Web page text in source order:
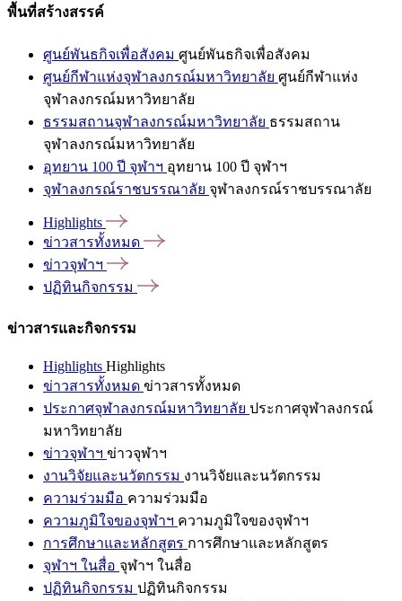
พื้นที่สร้างสรรค์
ศูนย์พันธกิจเพื่อสังคม ศูนย์พันธกิจเพื่อสังคม
ศูนย์กีฬาแห่งจุฬาลงกรณ์มหาวิทยาลัย ศูนย์กีฬาแห่ง
จุฬาลงกรณ์มหาวิทยาลัย
ธรรมสถานจุฬาลงกรณ์มหาวิทยาลัย ธรรมสถาน
จุฬาลงกรณ์มหาวิทยาลัย
อุทยาน 100 ปี จุฬาฯ อุทยาน 100 ปี จุฬาฯ
จุฬาลงกรณ์ราชบรรณาลัย จุฬาลงกรณ์ราชบรรณาลัย
Highlights
ข่าวสารทั้งหมด
ข่าวจุฬาฯ
ปฏิทินกิจกรรม
ข่าวสารและกิจกรรม
Highlights Highlights
ข่าวสารทั้งหมด ข่าวสารทั้งหมด
ประกาศจุฬาลงกรณ์มหาวิทยาลัย ประกาศจุฬาลงกรณ์
มหาวิทยาลัย
ข่าวจุฬาฯ ข่าวจุฬาฯ
งานวิจัยและนวัตกรรม งานวิจัยและนวัตกรรม
ความร่วมมือ ความร่วมมือ
ความภูมิใจของจุฬาฯ ความภูมิใจของจุฬาฯ
การศึกษาและหลักสูตร การศึกษาและหลักสูตร
จุฬาฯ ในสื่อ จุฬาฯ ในสื่อ
ปฏิทินกิจกรรม ปฏิทินกิจกรรม